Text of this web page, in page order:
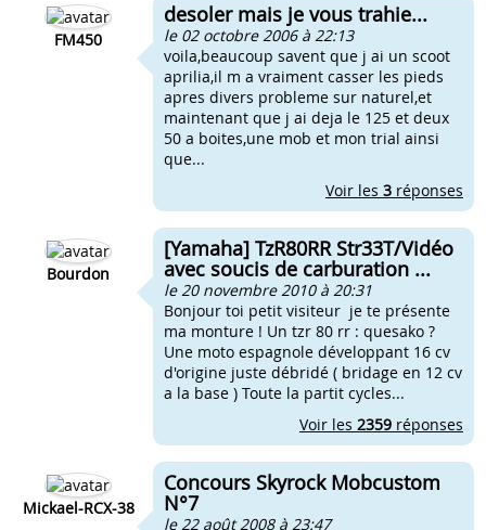
FM450
desoler mais je vous trahie...
le 02 octobre 2006 à 22:13
voila,beaucoup savent que j ai un scoot
aprilia,il m a vraiment casser les pieds
apres divers probleme sur naturel,et
maintenant que j ai deja le 125 et deux
50 a boites,une mob et mon trial ainsi
que...
Voir les 3 réponses
Bourdon
[Yamaha] TzR80RR Str33T/Vidéo
avec soucis de carburation ...
le 20 novembre 2010 à 20:31
Bonjour toi petit visiteur je te présente
ma monture ! Un tzr 80 rr : quesako ?
Une moto espagnole développant 16 cv
d'origine juste débridé ( bridage en 12 cv
a la base ) Toute la partit cycles...
Voir les 2359 réponses
Mickael-RCX-38
Concours Skyrock Mobcustom
N°7
le 22 août 2008 à 23:47